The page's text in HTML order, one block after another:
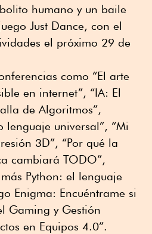
humano y un baile
Just Dance, con el
el próximo 29 de
como “El arte
en internet”, “IA: El
de Algoritmos”,
lenguaje universal”, “Mi
3D”, “Por qué la
cambiará TODO”,
Python: el lenguaje
Enigma: Encuéntrame si
Gaming y Gestión
en Equipos 4.0”.